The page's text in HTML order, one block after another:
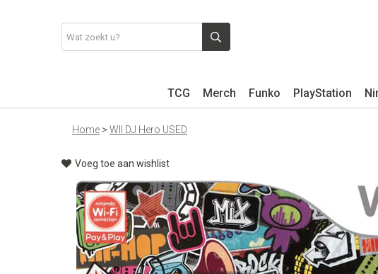
TCG Merch Funko PlayStation
Home > WII DJ Hero USED
Voeg toe aan wishlist